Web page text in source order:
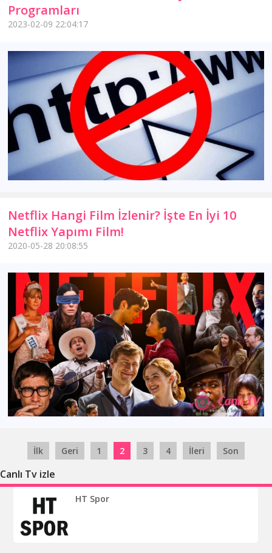
Programları
2023-02-09 22:04:17
Netflix Hangi Film İzlenir? İşte En İyi 10
Netflix Yapımı Film!
2020-05-28 20:08:55
İlk Geri 1 2 3 4 İleri Son
Canlı Tv izle
HT Spor